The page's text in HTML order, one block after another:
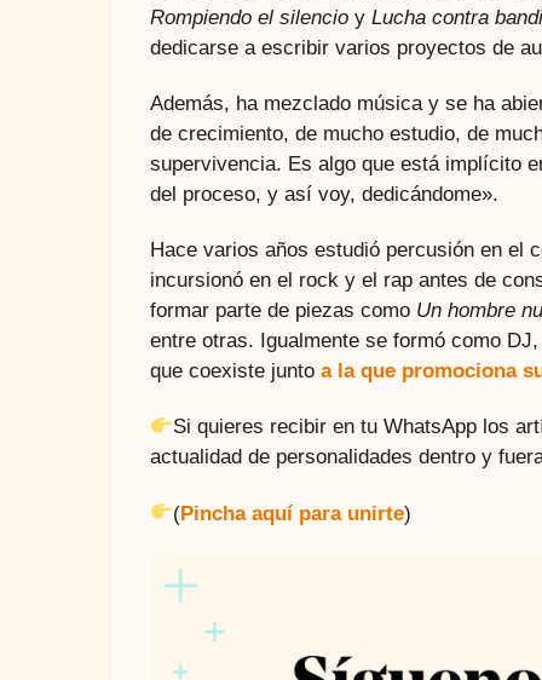
Rompiendo el silencio y Lucha contra
dedicarse a escribir varios proyectos de
Además, ha mezclado música y se ha
de crecimiento, de mucho estudio, de
supervivencia. Es algo que está implícito
del proceso, y así voy, dedicándome».
Hace varios años estudió percusión en el
incursionó en el rock y el rap antes de
formar parte de piezas como Un hombre
entre otras. Igualmente se formó como
que coexiste junto a la que promociona
Si quieres recibir en tu WhatsApp los
actualidad de personalidades dentro y
(Pincha aquí para unirte)